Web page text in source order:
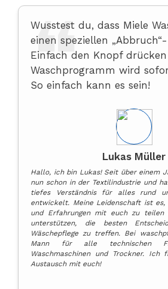
Wusstest du, dass Miele
einen speziellen
Einfach den Knopf
Waschprogramm wird
So einfach kann es sein!
Lukas Müller
Hallo, ich bin Lukas! Seit über einem
nun schon in der Textilindustrie und
tiefes Verständnis für alles rund
entwickelt. Meine Leidenschaft ist es,
und Erfahrungen mit euch zu teilen
unterstützen, die besten
Wäschepflege zu treffen. Bei
Mann für alle technischen
Waschmaschinen und Trockner.
Austausch mit euch!